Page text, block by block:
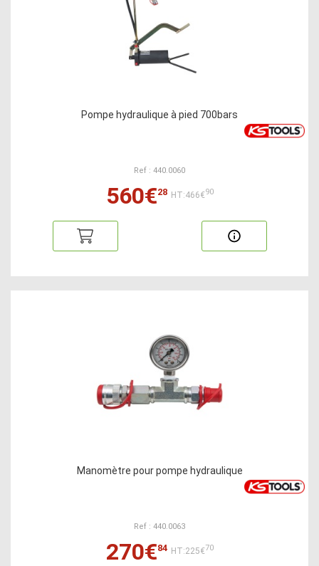
Pompe hydraulique à pied 700bars
Ref : 440.0060
560€28 HT:466€90
Manomètre pour pompe hydraulique
Ref : 440.0063
270€84 HT:225€70